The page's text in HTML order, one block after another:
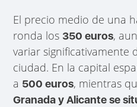
El precio medio de una
ronda los350 euros,
variar significativamente
ciudad. En la capital
a 500 euros, mientras
Granada y Alicante se